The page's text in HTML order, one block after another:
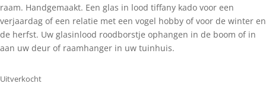
raam. Handgemaakt. Een glas in lood tiffany kado voor een
verjaardag of een relatie met een vogel hobby of voor de winter en
de herfst. Uw glasinlood roodborstje ophangen in de boom of in
aan uw deur of raamhanger in uw tuinhuis.
Uitverkocht